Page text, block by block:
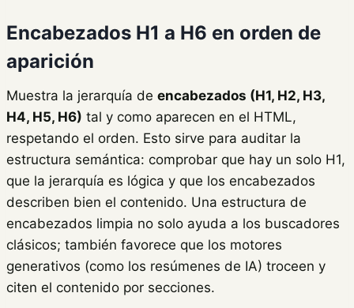
Encabezados H1 a H6 en orden de
aparición
Muestra la jerarquía de encabezados (H1, H2, H3,
H4, H5, H6) tal y como aparecen en el HTML,
respetando el orden. Esto sirve para auditar la
estructura semántica: comprobar que hay un solo H1,
que la jerarquía es lógica y que los encabezados
describen bien el contenido. Una estructura de
encabezados limpia no solo ayuda a los buscadores
clásicos; también favorece que los motores
generativos (como los resúmenes de IA) troceen y
citen el contenido por secciones.